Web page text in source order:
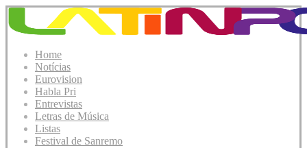
Home
Notícias
Eurovision
Habla Pri
Entrevistas
Letras de Música
Listas
Festival de Sanremo